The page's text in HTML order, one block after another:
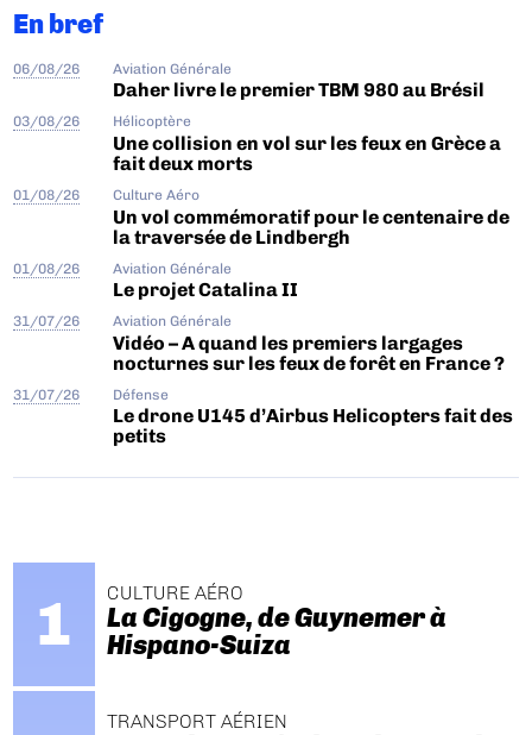
En bref
06/08/26 Aviation Générale
Daher livre le premier TBM 980 au Brésil
03/08/26 Hélicoptère
Une collision en vol sur les feux en Grèce a
fait deux morts
01/08/26 Culture Aéro
Un vol commémoratif pour le centenaire de
la traversée de Lindbergh
01/08/26 Aviation Générale
Le projet Catalina II
31/07/26 Aviation Générale
Vidéo – A quand les premiers largages
nocturnes sur les feux de forêt en France ?
31/07/26 Défense
Le drone U145 d’Airbus Helicopters fait des
petits
CULTURE AÉRO
La Cigogne, de Guynemer à
Hispano-Suiza
TRANSPORT AÉRIEN